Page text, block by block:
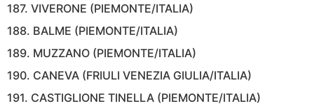
187. VIVERONE (PIEMONTE/ITALIA)
188. BALME (PIEMONTE/ITALIA)
189. MUZZANO (PIEMONTE/ITALIA)
190. CANEVA (FRIULI VENEZIA GIULIA/ITALIA)
191. CASTIGLIONE TINELLA (PIEMONTE/ITALIA)